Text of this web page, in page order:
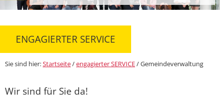
ENGAGIERTER SERVICE
Sie sind hier:Startseite/engagierter SERVICE/Gemeindeverwaltung
Wir sind für Sie da!